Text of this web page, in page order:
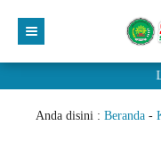
Anda disini : Beranda-